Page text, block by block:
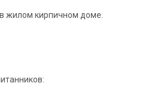
жилом кирпичном доме.